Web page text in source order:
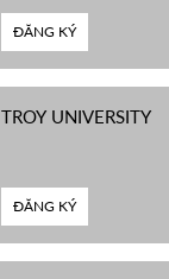
ĐĂNG KÝ
TROY UNIVERSITY
ĐĂNG KÝ